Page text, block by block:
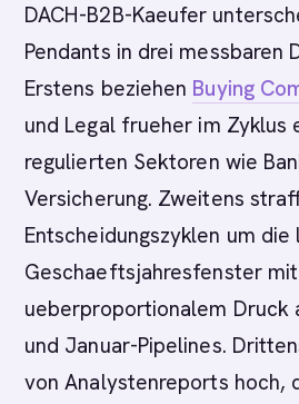
DACH-B2B-Kaeufer
Pendants in drei messbaren
Erstens beziehen Buying
und Legal frueher im Zyklus
regulierten Sektoren wie
Versicherung. Zweitens
Entscheidungszyklen um die
Geschaeftsjahresfenster mit
ueberproportionalem Druck
und Januar-Pipelines.
von Analystenreports hoch,